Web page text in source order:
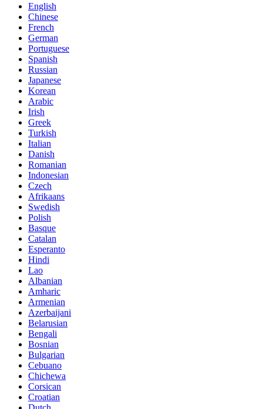
English
Chinese
French
German
Portuguese
Spanish
Russian
Japanese
Korean
Arabic
Irish
Greek
Turkish
Italian
Danish
Romanian
Indonesian
Czech
Afrikaans
Swedish
Polish
Basque
Catalan
Esperanto
Hindi
Lao
Albanian
Amharic
Armenian
Azerbaijani
Belarusian
Bengali
Bosnian
Bulgarian
Cebuano
Chichewa
Corsican
Croatian